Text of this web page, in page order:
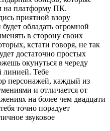
на платформу ПК.
приятной взору
обладать огромной
в сторону своих
кстати говоря, не так
достаточно простых
окунуться в череду
линией. Тебе
персонажей, каждый из
и отличается от
на более чем двадцати
точно порадует
звуковое